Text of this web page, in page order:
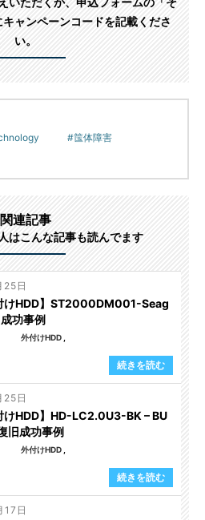
ャンペーンコードを記載くださ
い。
筺体障害
関連記事
はこんな記事も読んでます
25日
けHDD】ST2000DM001-Seag
功事例
外付けHDD
続きを読む
25日
けHDD】HD-LC2.0U3-BK – BU
旧成功事例
外付けHDD
続きを読む
17日